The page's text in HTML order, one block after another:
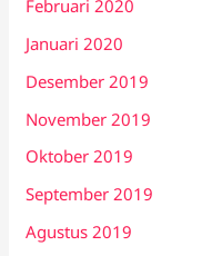
Februari 2020
Januari 2020
Desember 2019
November 2019
Oktober 2019
September 2019
Agustus 2019